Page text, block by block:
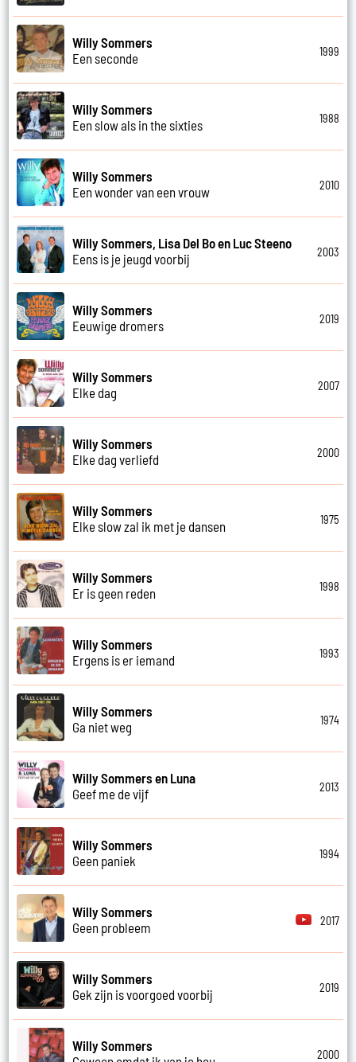
Willy Sommers
Een seconde
1999
Willy Sommers
Een slow als in the sixties
1988
Willy Sommers
Een wonder van een vrouw
2010
Willy Sommers, Lisa Del Bo en Luc Steeno
Eens is je jeugd voorbij
2003
Willy Sommers
Eeuwige dromers
2019
Willy Sommers
Elke dag
2007
Willy Sommers
Elke dag verliefd
2000
Willy Sommers
Elke slow zal ik met je dansen
1975
Willy Sommers
Er is geen reden
1998
Willy Sommers
Ergens is er iemand
1993
Willy Sommers
Ga niet weg
1974
Willy Sommers en Luna
Geef me de vijf
2013
Willy Sommers
Geen paniek
1994
Willy Sommers
Geen probleem
2017
Willy Sommers
Gek zijn is voorgoed voorbij
2019
Willy Sommers
2000